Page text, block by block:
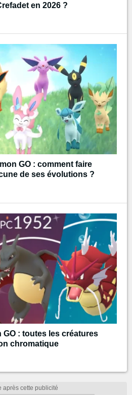
en 2026 ?
GO : comment faire
de ses évolutions ?
: toutes les créatures
chromatique